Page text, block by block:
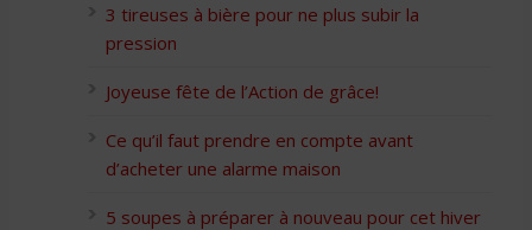
3 tireuses à bière pour ne plus subir la
pression
Joyeuse fête de l’Action de grâce!
Ce qu’il faut prendre en compte avant
d’acheter une alarme maison
5 soupes à préparer à nouveau pour cet hiver